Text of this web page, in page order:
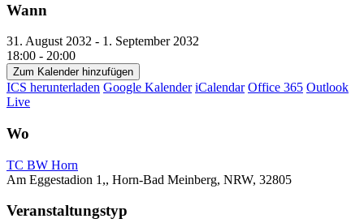
Wann
31. August 2032 - 1. September 2032
18:00 - 20:00
Zum Kalender hinzufügen
ICS herunterladen Google Kalender iCalendar Office 365 Outlook
Live
Wo
TC BW Horn
Am Eggestadion 1,, Horn-Bad Meinberg, NRW, 32805
Veranstaltungstyp